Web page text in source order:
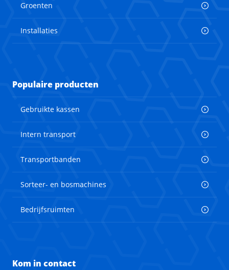
Groenten
Installaties
Populaire producten
Gebruikte kassen
Intern transport
Transportbanden
Sorteer- en bosmachines
Bedrijfsruimten
Kom in contact